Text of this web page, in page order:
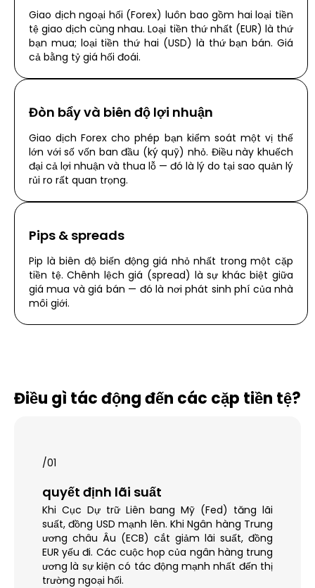
Giao dịch ngoại hối (Forex) luôn bao gồm hai loại tiền
tệ giao dịch cùng nhau. Loại tiền thứ nhất (EUR) là thứ
bạn mua; loại tiền thứ hai (USD) là thứ bạn bán. Giá
cả bằng tỷ giá hối đoái.
Đòn bẩy và biên độ lợi nhuận
Giao dịch Forex cho phép bạn kiểm soát một vị thế
lớn với số vốn ban đầu (ký quỹ) nhỏ. Điều này khuếch
đại cả lợi nhuận và thua lỗ — đó là lý do tại sao quản lý
rủi ro rất quan trọng.
Pips & spreads
Pip là biên độ biến động giá nhỏ nhất trong một cặp
tiền tệ. Chênh lệch giá (spread) là sự khác biệt giữa
giá mua và giá bán — đó là nơi phát sinh phí của nhà
môi giới.
Điều gì tác động đến các cặp tiền tệ?
/01
quyết định lãi suất
Khi Cục Dự trữ Liên bang Mỹ (Fed) tăng lãi
suất, đồng USD mạnh lên. Khi Ngân hàng Trung
ương châu Âu (ECB) cắt giảm lãi suất, đồng
EUR yếu đi. Các cuộc họp của ngân hàng trung
ương là sự kiện có tác động mạnh nhất đến thị
trường ngoại hối.